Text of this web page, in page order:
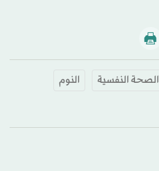
الصحة النفسية
النوم